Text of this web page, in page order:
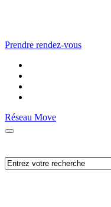
Prendre rendez-vous
Réseau Move